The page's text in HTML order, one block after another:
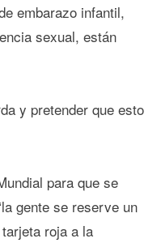
embarazo infantil,
sexual, están
y pretender que esto
para que se
gente se reserve un
roja a la